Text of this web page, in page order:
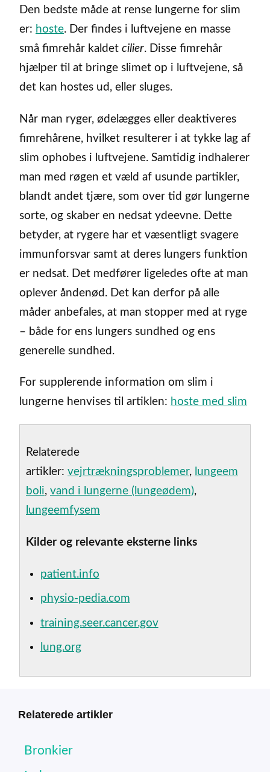
Den bedste måde at rense lungerne for slim
er: hoste. Der findes i luftvejene en masse
små fimrehår kaldet cilier. Disse fimrehår
hjælper til at bringe slimet op i luftvejene, så
det kan hostes ud, eller sluges.
Når man ryger, ødelægges eller deaktiveres
fimrehårene, hvilket resulterer i at tykke lag af
slim ophobes i luftvejene. Samtidig indhalerer
man med røgen et væld af usunde partikler,
blandt andet tjære, som over tid gør lungerne
sorte, og skaber en nedsat ydeevne. Dette
betyder, at rygere har et væsentligt svagere
immunforsvar samt at deres lungers funktion
er nedsat. Det medfører ligeledes ofte at man
oplever åndenød. Det kan derfor på alle
måder anbefales, at man stopper med at ryge
– både for ens lungers sundhed og ens
generelle sundhed.
For supplerende information om slim i
lungerne henvises til artiklen: hoste med slim
Relaterede
artikler: vejrtrækningsproblemer, lungeem
boli, vand i lungerne (lungeødem),
lungeemfysem
Kilder og relevante eksterne links
patient.info
physio-pedia.com
training.seer.cancer.gov
lung.org
Relaterede artikler
Bronkier